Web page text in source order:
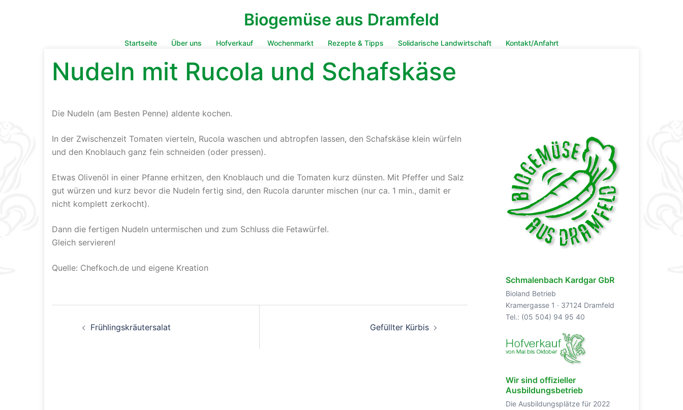
Biogemüse aus Dramfeld
Startseite Über uns Hofverkauf Wochenmarkt Rezepte & Tipps Solidarische Landwirtschaft Kontakt/Anfahrt
Nudeln mit Rucola und Schafskäse
Die Nudeln (am Besten Penne) aldente kochen.
In der Zwischenzeit Tomaten vierteln, Rucola waschen und abtropfen lassen, den Schafskäse klein würfeln
und den Knoblauch ganz fein schneiden (oder pressen).
Etwas Olivenöl in einer Pfanne erhitzen, den Knoblauch und die Tomaten kurz dünsten. Mit Pfeffer und Salz
gut würzen und kurz bevor die Nudeln fertig sind, den Rucola darunter mischen (nur ca. 1 min., damit er
nicht komplett zerkocht).
Dann die fertigen Nudeln untermischen und zum Schluss die Fetawürfel.
Gleich servieren!
Quelle: Chefkoch.de und eigene Kreation
Frühlingskräutersalat Gefüllter Kürbis
Schmalenbach Kardgar GbR
Bioland Betrieb
Kramergasse 1 · 37124 Dramfeld
Tel.: (05 504) 94 95 40
Wir sind offizieller
Ausbildungsbetrieb
Die Ausbildungsplätze für 2022